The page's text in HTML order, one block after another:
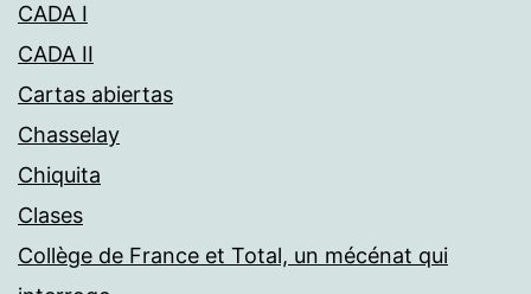
CADA I
CADA II
Cartas abiertas
Chasselay
Chiquita
Clases
Collège de France et Total, un mécénat qui